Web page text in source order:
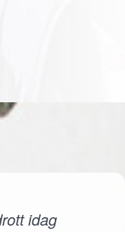
idag